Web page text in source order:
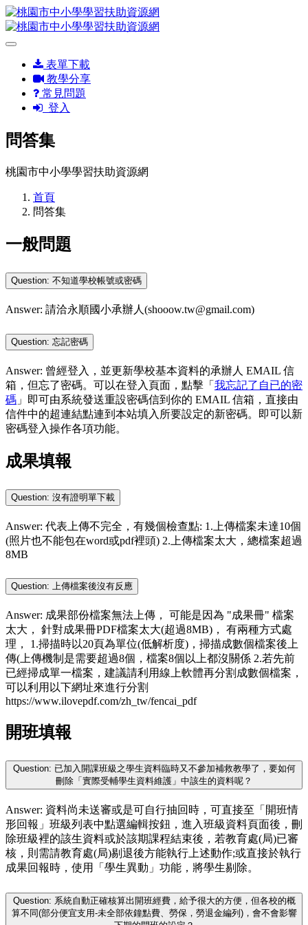
表單下載
教學分享
常見問題
登入
問答集
桃園市中小學學習扶助資源網
首頁
問答集
一般問題
Question: 不知道學校帳號或密碼
Answer: 請洽永順國小承辦人(shooow.tw@gmail.com)
Question: 忘記密碼
Answer: 曾經登入，並更新學校基本資料的承辦人 EMAIL 信
箱，但忘了密碼。可以在登入頁面，點擊「 我忘記了自已的密
碼 」即可由系統發送重設密碼信到你的 EMAIL 信箱，直接由
信件中的超連結點連到本站填入所要設定的新密碼。即可以新
密碼登入操作各項功能。
成果填報
Question: 沒有證明單下載
Answer: 代表上傳不完全，有幾個檢查點: 1.上傳檔案未達10個
(照片也不能包在word或pdf裡頭) 2.上傳檔案太大，總檔案超過
8MB
Question: 上傳檔案後沒有反應
Answer: 成果部份檔案無法上傳， 可能是因為 "成果冊" 檔案
太大， 針對成果冊PDF檔案太大(超過8MB)， 有兩種方式處
理， 1.掃描時以20頁為單位(低解析度)，掃描成數個檔案後上
傳(上傳機制是需要超過8個，檔案8個以上都沒關係 2.若先前
已經掃成單一檔案，建議請利用線上軟體再分割成數個檔案，
可以利用以下網址來進行分割
https://www.ilovepdf.com/zh_tw/fencai_pdf
開班填報
Question: 已加入開課班級之學生資料臨時又不參加補救教學了，要如何
刪除「實際受輔學生資料維護」中該生的資料呢？
Answer: 資料尚未送審或是可自行抽回時，可直接至「開班情
形回報」班級列表中點選編輯按鈕，進入班級資料頁面後，刪
除班級裡的該生資料或於該期課程結束後，若教育處(局)已審
核，則需請教育處(局)剔退後方能執行上述動作;或直接於執行
成果回報時，使用「學生異動」功能，將學生剔除。
Question: 系統自動正確核算出開班經費，給予很大的方便，但各校的概
算不同(部分便宜支用-未全部依鐘點費、勞保，勞退金編列)，會不會影響